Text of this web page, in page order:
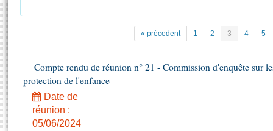
Projets de loi
Propositions de loi
Amendements
Textes adoptés
( Constitution | Règlement de l'Assemblée ... )
Juniors
Anciennes législatures
Contacts et plan d'accès
Photos libres de droit
« précedent 1 2 3 4 5
Compte rendu de réunion n° 21 - Commission d'enquête sur
protection de l'enfance
Date de
réunion :
05/06/2024